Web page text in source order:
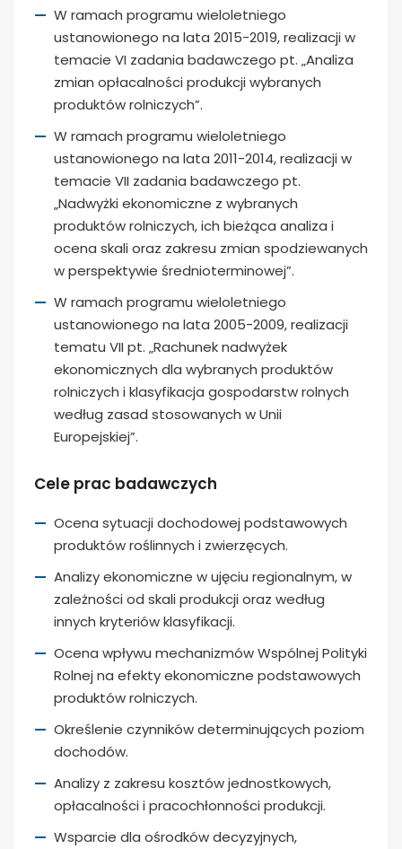
W ramach programu wieloletniego
ustanowionego na lata 2015-2019, realizacji w
temacie VI zadania badawczego pt. „Analiza
zmian opłacalności produkcji wybranych
produktów rolniczych”.
W ramach programu wieloletniego
ustanowionego na lata 2011-2014, realizacji w
temacie VII zadania badawczego pt.
„Nadwyżki ekonomiczne z wybranych
produktów rolniczych, ich bieżąca analiza i
ocena skali oraz zakresu zmian spodziewanych
w perspektywie średnioterminowej”.
W ramach programu wieloletniego
ustanowionego na lata 2005-2009, realizacji
tematu VII pt. „Rachunek nadwyżek
ekonomicznych dla wybranych produktów
rolniczych i klasyfikacja gospodarstw rolnych
według zasad stosowanych w Unii
Europejskiej”.
Cele prac badawczych
Ocena sytuacji dochodowej podstawowych
produktów roślinnych i zwierzęcych.
Analizy ekonomiczne w ujęciu regionalnym, w
zależności od skali produkcji oraz według
innych kryteriów klasyfikacji.
Ocena wpływu mechanizmów Wspólnej Polityki
Rolnej na efekty ekonomiczne podstawowych
produktów rolniczych.
Określenie czynników determinujących poziom
dochodów.
Analizy z zakresu kosztów jednostkowych,
opłacalności i pracochłonności produkcji.
Wsparcie dla ośrodków decyzyjnych,